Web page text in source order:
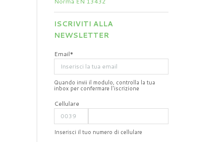
ISCRIVITI ALLA
NEWSLETTER
Email*
Quando invii il modulo, controlla la tua
inbox per confermare l'iscrizione
Cellulare
Inserisci il tuo numero di cellulare